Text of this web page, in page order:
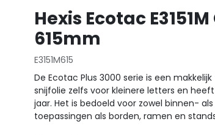
Hexis Ecotac
615mm
E3151M615
De Ecotac Plus 3000 serie is een
snijfolie zelfs voor kleinere letters en
jaar. Het is bedoeld voor zowel binnen-
toepassingen als borden, ramen en